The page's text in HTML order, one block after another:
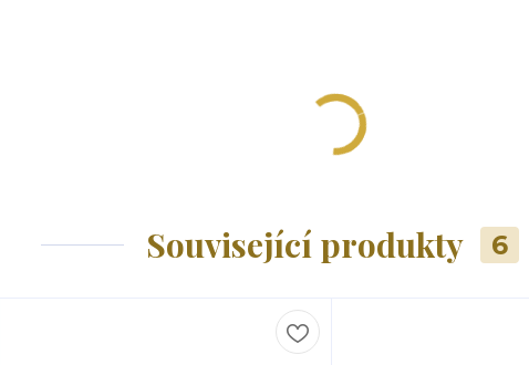
Související produkty 6